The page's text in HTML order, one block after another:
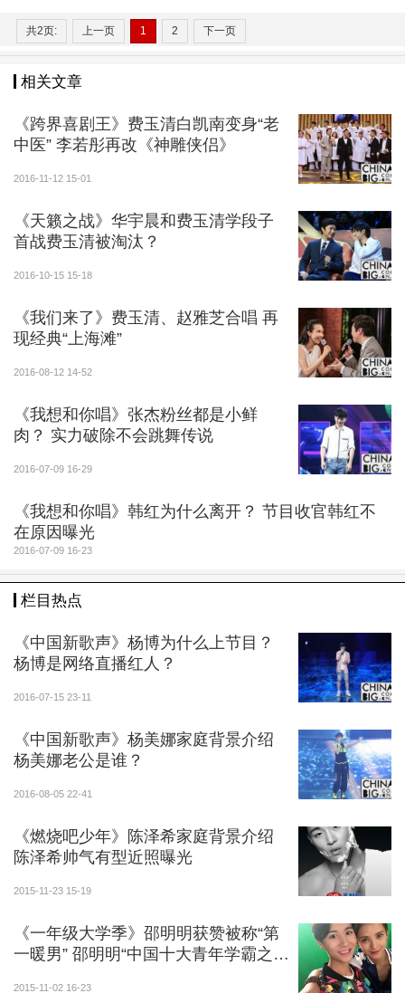
共2页: 上一页 1 2 下一页
相关文章
《跨界喜剧王》费玉清白凯南变身“老
中医” 李若彤再改《神雕侠侣》
2016-11-12 15-01
《天籁之战》华宇晨和费玉清学段子
首战费玉清被淘汰？
2016-10-15 15-18
《我们来了》费玉清、赵雅芝合唱 再
现经典“上海滩”
2016-08-12 14-52
《我想和你唱》张杰粉丝都是小鲜
肉？ 实力破除不会跳舞传说
2016-07-09 16-29
《我想和你唱》韩红为什么离开？ 节目收官韩红不
在原因曝光
2016-07-09 16-23
栏目热点
《中国新歌声》杨博为什么上节目？
杨博是网络直播红人？
2016-07-15 23-11
《中国新歌声》杨美娜家庭背景介绍
杨美娜老公是谁？
2016-08-05 22-41
《燃烧吧少年》陈泽希家庭背景介绍
陈泽希帅气有型近照曝光
2015-11-23 15-19
《一年级大学季》邵明明获赞被称“第
一暖男” 邵明明“中国十大青年学霸之
2015-11-02 16-23